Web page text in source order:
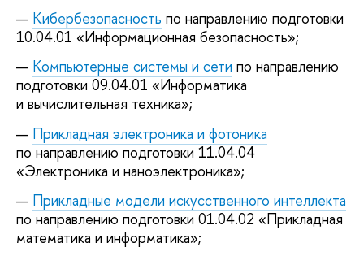
Кибербезопасность по направлению подготовки
10.04.01 «Информационная безопасность»;
Компьютерные системы и сети по направлению
подготовки 09.04.01 «Информатика
и вычислительная техника»;
Прикладная электроника и фотоника
по направлению подготовки 11.04.04
«Электроника и наноэлектроника»;
Прикладные модели искусственного интеллекта
по направлению подготовки 01.04.02 «Прикладная
математика и информатика»;